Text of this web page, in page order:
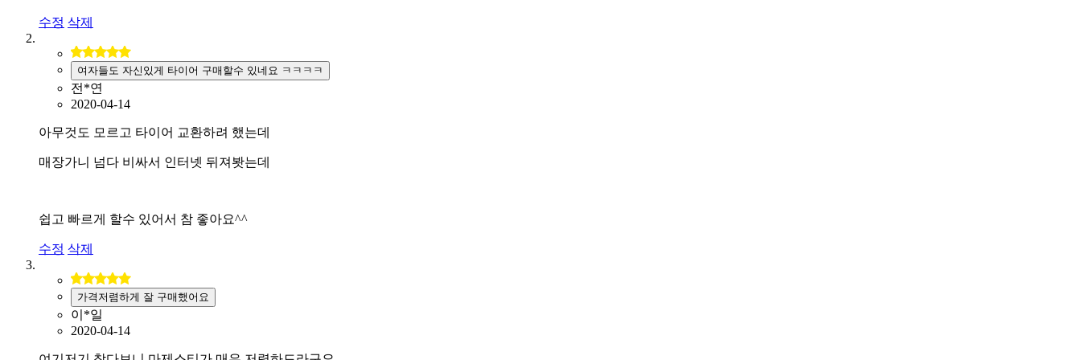
수정 삭제
여자들도 자신있게 타이어 구매할수 있네요 ㅋㅋㅋㅋ
전*연
2020-04-14
아무것도 모르고 타이어 교환하려 했는데
매장가니 넘다 비싸서 인터넷 뒤져봣는데
쉽고 빠르게 할수 있어서 참 좋아요^^
수정 삭제
가격저렴하게 잘 구매했어요
이*일
2020-04-14